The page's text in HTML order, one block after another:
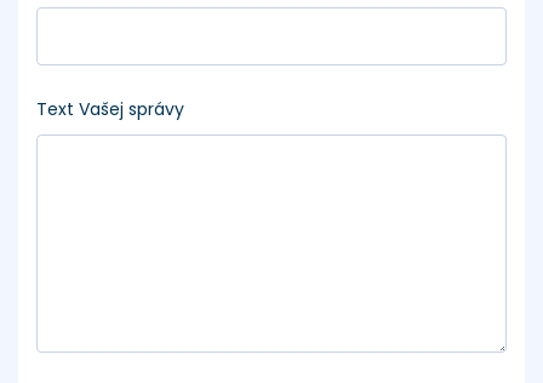
Text Vašej správy